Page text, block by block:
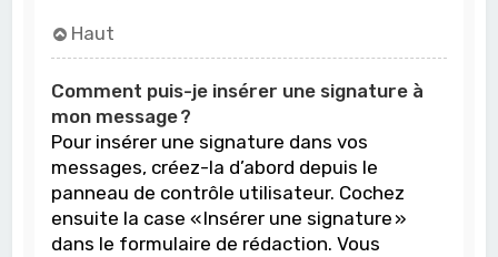
Haut
Comment puis-je insérer une signature à
mon message ?
Pour insérer une signature dans vos
messages, créez-la d’abord depuis le
panneau de contrôle utilisateur. Cochez
ensuite la case « Insérer une signature »
dans le formulaire de rédaction. Vous